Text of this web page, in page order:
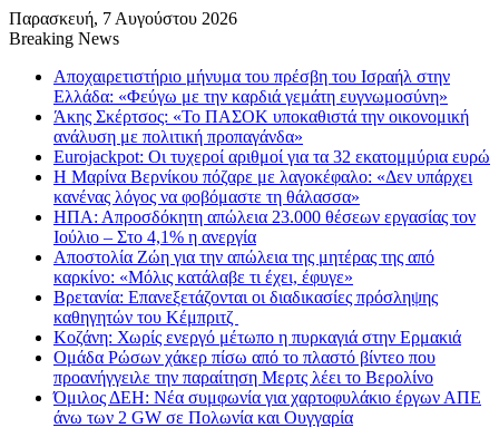
Παρασκευή, 7 Αυγούστου 2026
Breaking News
Αποχαιρετιστήριο μήνυμα του πρέσβη του Ισραήλ στην
Ελλάδα: «Φεύγω με την καρδιά γεμάτη ευγνωμοσύνη»
Άκης Σκέρτσος: «Το ΠΑΣΟΚ υποκαθιστά την οικονομική
ανάλυση με πολιτική προπαγάνδα»
Eurojackpot: Οι τυχεροί αριθμοί για τα 32 εκατoμμύρια ευρώ
Η Μαρίνα Βερνίκου πόζαρε με λαγοκέφαλο: «Δεν υπάρχει
κανένας λόγος να φοβόμαστε τη θάλασσα»
ΗΠΑ: Απροσδόκητη απώλεια 23.000 θέσεων εργασίας τον
Ιούλιο – Στο 4,1% η ανεργία
Αποστολία Ζώη για την απώλεια της μητέρας της από
καρκίνο: «Μόλις κατάλαβε τι έχει, έφυγε»
Βρετανία: Επανεξετάζονται οι διαδικασίες πρόσληψης
καθηγητών του Κέμπριτζ
Κοζάνη: Χωρίς ενεργό μέτωπο η πυρκαγιά στην Ερμακιά
Ομάδα Ρώσων χάκερ πίσω από το πλαστό βίντεο που
προανήγγειλε την παραίτηση Μερτς λέει το Βερολίνο
Όμιλος ΔΕΗ: Νέα συμφωνία για χαρτοφυλάκιο έργων ΑΠΕ
άνω των 2 GW σε Πολωνία και Ουγγαρία